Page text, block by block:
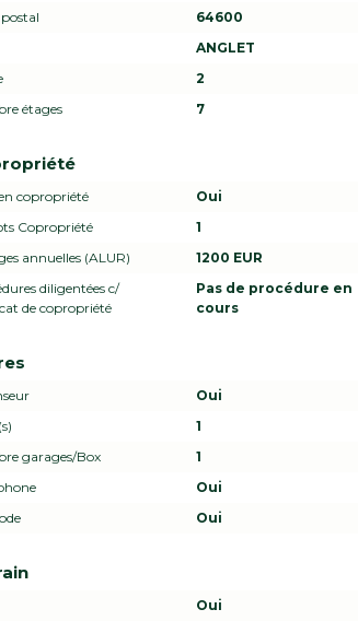
64600
ANGLET
2
étages
7
copropriété
Oui
Copropriété
1
annuelles (ALUR)
1200 EUR
diligentées c/
de copropriété
Pas de procédure en
cours
Oui
1
garages/Box
1
Oui
Oui
Oui